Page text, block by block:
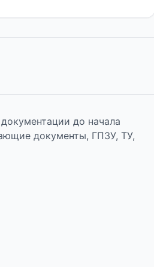
до начала
документы, ГПЗУ, ТУ,